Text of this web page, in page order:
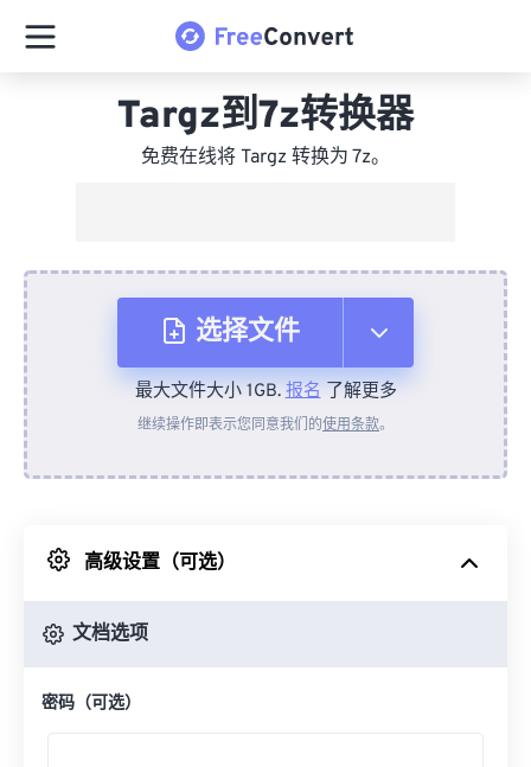
Targz到7z转换器
免费在线将 Targz 转换为 7z。
选择文件
从设备
来自 Google Drive
最大文件大小 1GB.报名了解更多
继续操作即表示您同意我们的使用条款。
高级设置（可选）
文档选项
密码（可选）